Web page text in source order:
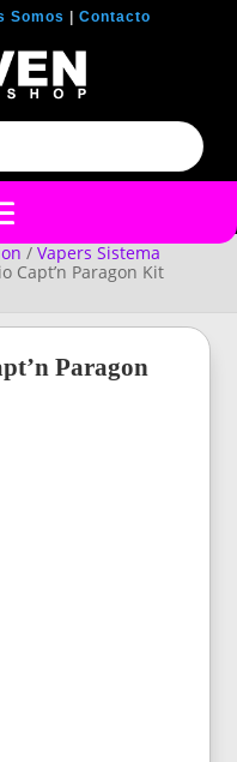
Somos Contacto
/Vapers Sistema
Capt’n Paragon Kit
Paragon